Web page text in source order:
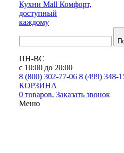
Кухни Mall Комфорт,
доступный
каждому
ПН-ВС
с 10:00 до 20:00
8 (800) 302-77-06 8 (499) 348-
КОРЗИНА
0 товаров. Заказать звонок
Меню